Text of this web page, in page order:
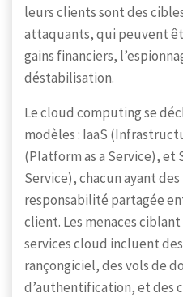
leurs clients sont des
attaquants, qui peuvent
gains financiers,
déstabilisation.
Le cloud computing se
modèles : IaaS
(Platform as a Service), et
Service), chacun ayant
responsabilité partagée
client. Les menaces
services cloud incluent
rançongiciel, des vols de
d’authentification, et des